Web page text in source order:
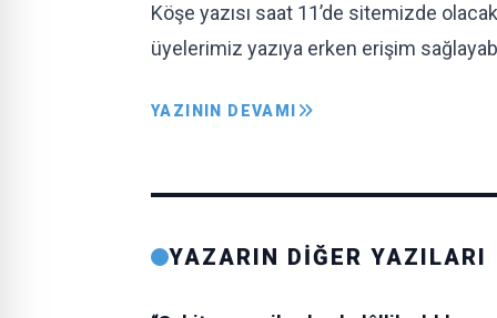
Köşe yazısı saat 11’de sitemizde
üyelerimiz yazıya erken erişim
YAZININ DEVAMI
YAZARIN DİĞER YAZILARI